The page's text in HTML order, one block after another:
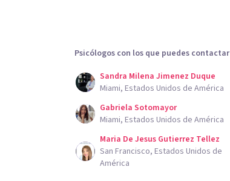
Psicólogos con los que puedes contactar
Sandra Milena Jimenez Duque
Miami, Estados Unidos de América
Gabriela Sotomayor
Miami, Estados Unidos de América
Maria De Jesus Gutierrez Tellez
San Francisco, Estados Unidos de
América